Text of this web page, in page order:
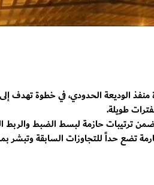
الوديعة الحدودي، في خطوة تهدف
طويلة.
ترتيبات حازمة لبسط الضبط والربط
تضع حداً للتجاوزات السابقة وتبشر